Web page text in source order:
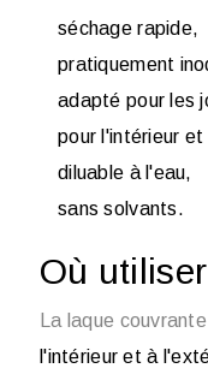
séchage rapide,
pratiquement
adapté pour les
pour l'intérieur
diluable à l'eau,
sans solvants.
Où
La laque
l'intérieur et à